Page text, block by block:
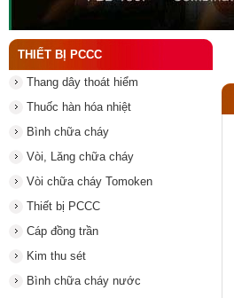
THIẾT BỊ PCCC
Thang dây thoát hiểm
Thuốc hàn hóa nhiệt
Bình chữa cháy
Vòi, Lăng chữa cháy
Vòi chữa cháy Tomoken
Thiết bị PCCC
Cáp đồng trần
Kim thu sét
Bình chữa cháy nước